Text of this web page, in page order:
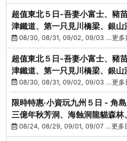
超值東北５日-吾妻小富士、豬
津鐵道、第一只見川橋梁、銀山
原纜車
08/30, 08/31, 09/02, 09/03 ...更多
超值東北５日-吾妻小富士、豬
津鐵道、第一只見川橋梁、銀山
原纜車
08/30, 08/31, 09/02, 09/03 ...更多
限時特惠‧小資玩九州５日 - 角
三億年秋芳洞、海蝕洞龍貓森林
見浦08/24, 08/29, 09/01, 09/07 ...更多